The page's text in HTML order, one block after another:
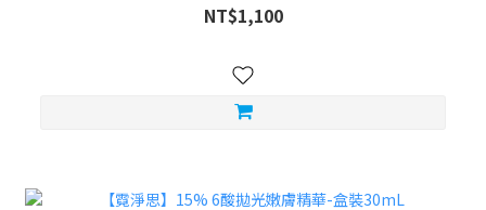
NT$1,100